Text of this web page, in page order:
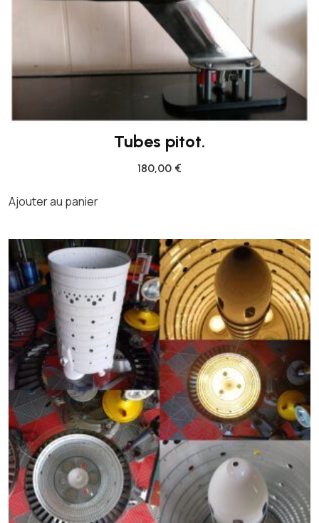
Tubes pitot.
180,00 €
Ajouter au panier